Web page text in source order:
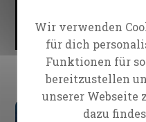
Episode 62
Coming To Our
Senses...
Wir verwenden
für dich
Funktionen für
bereitzustellen
unserer Webseite
dazu